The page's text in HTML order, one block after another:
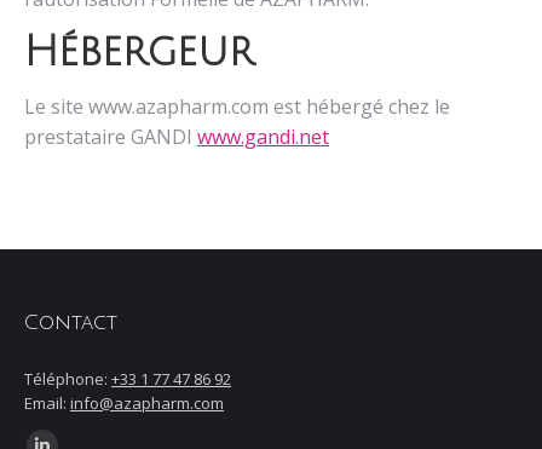
Hébergeur
Le site www.azapharm.com est hébergé chez le
prestataire GANDI www.gandi.net
Contact
Téléphone: +33 1 77 47 86 92
Email: info@azapharm.com
Trouvez nous sur :